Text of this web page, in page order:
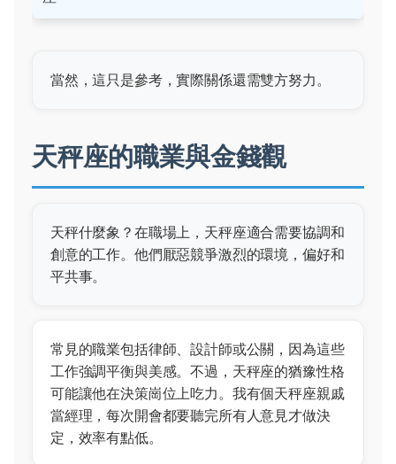
當然，這只是參考，實際關係還需雙方努力。
天秤座的職業與金錢觀
天秤什麼象？在職場上，天秤座適合需要協調和
創意的工作。他們厭惡競爭激烈的環境，偏好和
平共事。
常見的職業包括律師、設計師或公關，因為這些
工作強調平衡與美感。不過，天秤座的猶豫性格
可能讓他在決策崗位上吃力。我有個天秤座親戚
當經理，每次開會都要聽完所有人意見才做決
定，效率有點低。